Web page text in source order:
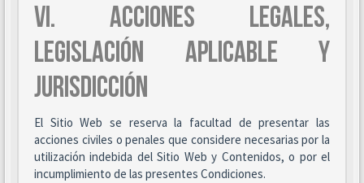
VI. ACCIONES LEGALES,
LEGISLACIÓN APLICABLE Y
JURISDICCIÓN
El Sitio Web se reserva la facultad de presentar las
acciones civiles o penales que considere necesarias por la
utilización indebida del Sitio Web y Contenidos, o por el
incumplimiento de las presentes Condiciones.